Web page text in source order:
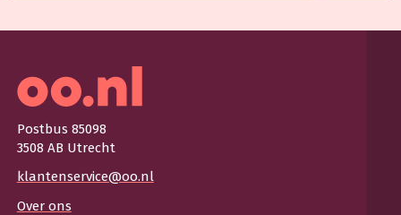
Postbus 85098
3508 AB Utrecht
klantenservice@oo.nl
Over ons